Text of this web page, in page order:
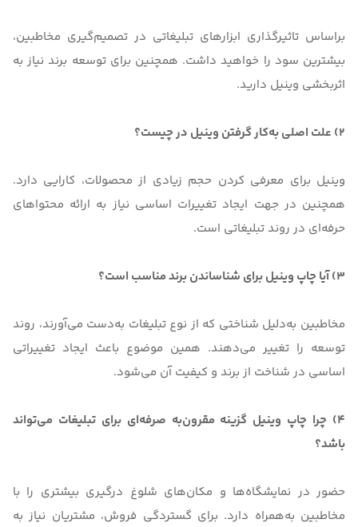
براساس تاثیرگذاری ابزارهای تبلیغاتی در تصمیم‌گیری مخاطبین،
بیشترین سود را خواهید داشت. همچنین برای توسعه برند نیاز به
اثربخشی وینیل دارید.
2) علت اصلی به‌کار گرفتن وینیل در چیست؟
وینیل برای معرفی کردن حجم زیادی از محصولات، کارایی دارد.
همچنین در جهت ایجاد تغییرات اساسی نیاز به ارائه محتواهای
حرفه‌ای در روند تبلیغاتی است.
3) آیا چاپ وینیل برای شناساندن برند مناسب است؟
مخاطبین به‌دلیل شناختی که از نوع تبلیغات به‌دست می‌آورند، روند
توسعه را تغییر می‌دهند. همین موضوع باعث ایجاد تغییراتی
اساسی در شناخت از برند و کیفیت آن می‌شود.
4) چرا چاپ وینیل گزینه مقرون‌به صرفه‌ای برای تبلیغات می‌تواند
باشد؟
حضور در نمایشگاه‌ها و مکان‌های شلوغ درگیری بیشتری را با
مخاطبین به‌همراه دارد. برای گستردگی فروش، مشتریان نیاز به